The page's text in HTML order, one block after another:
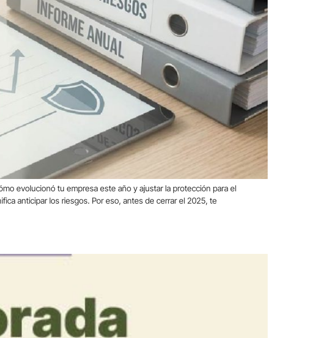
evolucionó tu empresa este año y ajustar la protección para el
anticipar los riesgos. Por eso, antes de cerrar el 2025, te